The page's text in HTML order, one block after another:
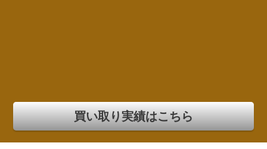
買い取り実績はこちら